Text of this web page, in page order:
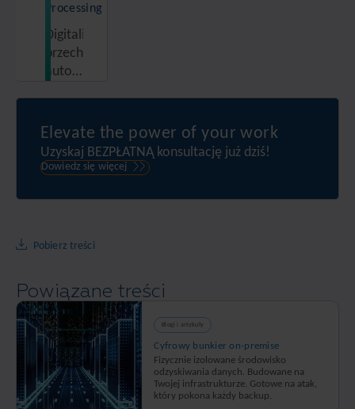
Processing
Digitalizuj,
przechowuj,
automatyzuj
wykorzystuj
potencjał
swoich
Elevate the power of your work
Uzyskaj BEZPŁATNĄ konsultację już dziś!
Dowiedz się więcej
Pobierz treści
Powiązane treści
Blogi i artykuły
Cyfrowy bunkier on-premise
Fizycznie izolowane środowisko
odzyskiwania danych. Budowane na
Twojej infrastrukturze. Gotowe na atak,
który pokona każdy backup.